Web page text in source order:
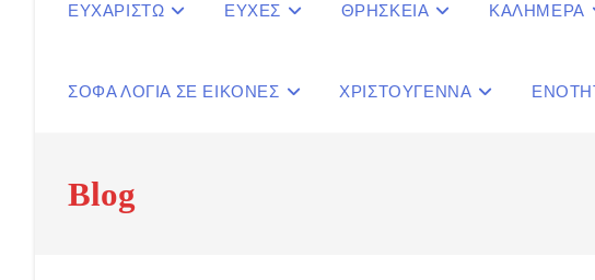
ΕΥΧΑΡΙΣΤΩ ΕΥΧΕΣ ΘΡΗΣΚΕΙΑ ΚΑΛΗΜΕΡΑ
ΣΟΦΑ ΛΟΓΙΑ ΣΕ ΕΙΚΟΝΕΣ ΧΡΙΣΤΟΥΓΕΝΝΑ
Blog